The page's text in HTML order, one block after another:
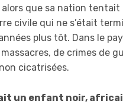
alors que sa nation
civile qui ne s’était
plus tôt. Dans le
de crimes de
cicatrisées.
un enfant noir,